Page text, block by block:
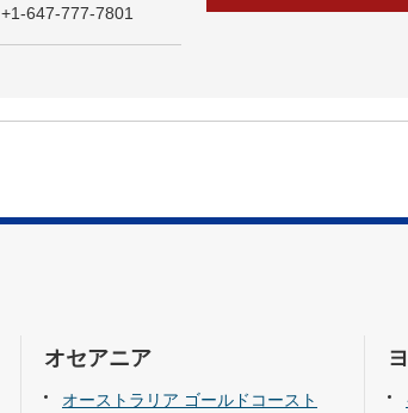
+1-647-777-7801
オセアニア
オーストラリア ゴールドコースト